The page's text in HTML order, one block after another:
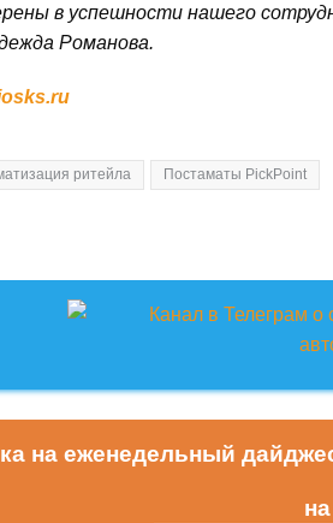
в успешности нашего
Романова.
ритейла Постаматы PickPoint